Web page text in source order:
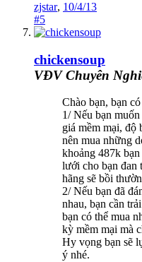
zjstar, 10/4/13
#5
chickensoup
VĐV Chuyên
Chào bạn, bạn
1/ Nếu bạn
giá mềm mại, độ
nên mua những
khoảng 487k
lưới cho bạn đan
hãng sẽ bồi
2/ Nếu bạn đã
nhau, bạn cần
bạn có thể mua
kỳ mềm mại mà
Hy vọng bạn sẽ
ý nhé.